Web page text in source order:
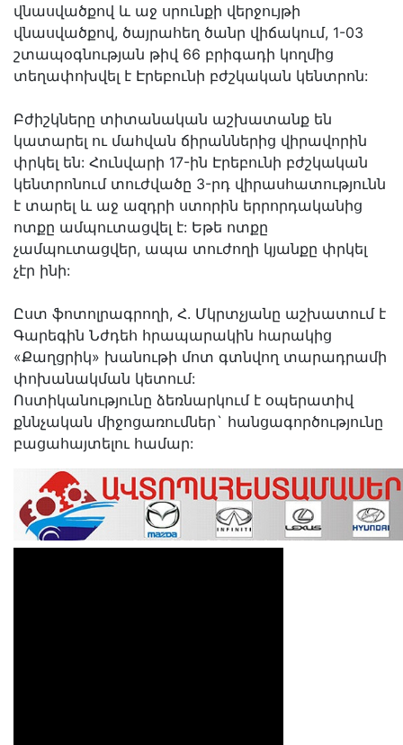
վնասվածքով և աջ սրունքի վերջույթի
վնասվածքով, ծայրահեղ ծանր վիճակում, 1-03
շտապօգնության թիվ 66 բրիգադի կողմից
տեղափոխվել է Էրեբունի բժշկական կենտրոն:
Բժիշկները տիտանական աշխատանք են
կատարել ու մահվան ճիրաններից վիրավորին
փրկել են: Հունվարի 17-ին Էրեբունի բժշկական
կենտրոնում տուժվածը 3-րդ վիրասհատությունն
է տարել և աջ ազդրի ստորին երրորդականից
ոտքը ամպուտացվել է: Եթե ոտքը
չամպուտացվեր, ապա տուժողի կյանքը փրկել
չէր ինի:
Ըստ ֆոտոլրագրողի, Հ. Մկրտչյանը աշխատում է
Գարեգին Նժդեհ հրապարակին հարակից
«Քաղցրիկ» խանութի մոտ գտնվող տարադրամի
փոխանակման կետում:
Ոստիկանությունը ձեռնարկում է օպերատիվ
քննչական միջոցառումներ` հանցագործությունը
բացահայտելու համար: